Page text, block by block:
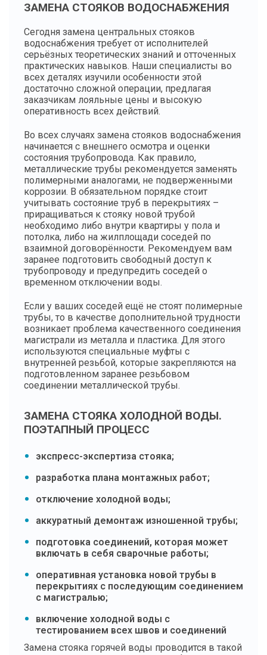
ЗАМЕНА СТОЯКОВ ВОДОСНАБЖЕНИЯ
Сегодня замена центральных стояков
водоснабжения требует от исполнителей
серьёзных теоретических знаний и отточенных
практических навыков. Наши специалисты во
всех деталях изучили особенности этой
достаточно сложной операции, предлагая
заказчикам лояльные цены и высокую
оперативность всех действий.
Во всех случаях замена стояков водоснабжения
начинается с внешнего осмотра и оценки
состояния трубопровода. Как правило,
металлические трубы рекомендуется заменять
полимерными аналогами, не подверженными
коррозии. В обязательном порядке стоит
учитывать состояние труб в перекрытиях –
приращиваться к стояку новой трубой
необходимо либо внутри квартиры у пола и
потолка, либо на жилплощади соседей по
взаимной договорённости. Рекомендуем вам
заранее подготовить свободный доступ к
трубопроводу и предупредить соседей о
временном отключении воды.
Если у ваших соседей ещё не стоят полимерные
трубы, то в качестве дополнительной трудности
возникает проблема качественного соединения
магистрали из металла и пластика. Для этого
используются специальные муфты с
внутренней резьбой, которые закрепляются на
подготовленном заранее резьбовом
соединении металлической трубы.
ЗАМЕНА СТОЯКА ХОЛОДНОЙ ВОДЫ.
ПОЭТАПНЫЙ ПРОЦЕСС
экспресс-экспертиза стояка;
разработка плана монтажных работ;
отключение холодной воды;
аккуратный демонтаж изношенной трубы;
подготовка соединений, которая может
включать в себя сварочные работы;
оперативная установка новой трубы в
перекрытиях с последующим соединением
с магистралью;
включение холодной воды с
тестированием всех швов и соединений
Замена стояка горячей воды проводится в такой